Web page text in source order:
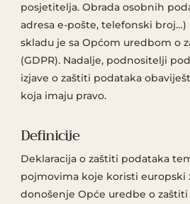
posjetitelja. Obrada osobnih
adresa e-pošte, telefonski
skladu je sa Općom uredbom o
(GDPR). Nadalje, podnositelji
izjave o zaštiti podataka
koja imaju pravo.
Definicije
Deklaracija o zaštiti podataka
pojmovima koje koristi europski
donošenje Opće uredbe o zaštiti